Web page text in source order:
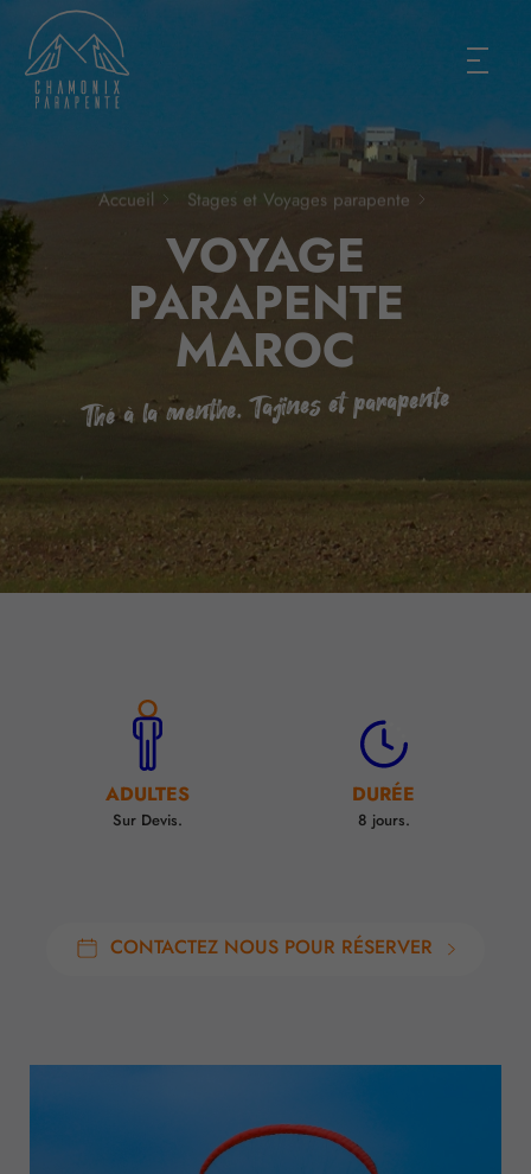
Accueil Stages et Voyages parapente
VOYAGE
PARAPENTE
MAROC
Thé à la menthe, Tajines et parapente
ADULTES
Sur Devis.
DURÉE
8 jours.
CONTACTEZ NOUS POUR RÉSERVER